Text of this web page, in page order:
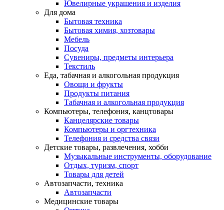
Ювелирные украшения и изделия
Для дома
Бытовая техника
Бытовая химия, хозтовары
Мебель
Посуда
Сувениры, предметы интерьера
Текстиль
Еда, табачная и алкогольная продукция
Овощи и фрукты
Продукты питания
Табачная и алкогольная продукция
Компьютеры, телефония, канцтовары
Канцелярские товары
Компьютеры и оргтехника
Телефония и средства связи
Детские товары, развлечения, хобби
Музыкальные инструменты, оборудование
Отдых, туризм, спорт
Товары для детей
Автозапчасти, техника
Автозапчасти
Медицинские товары